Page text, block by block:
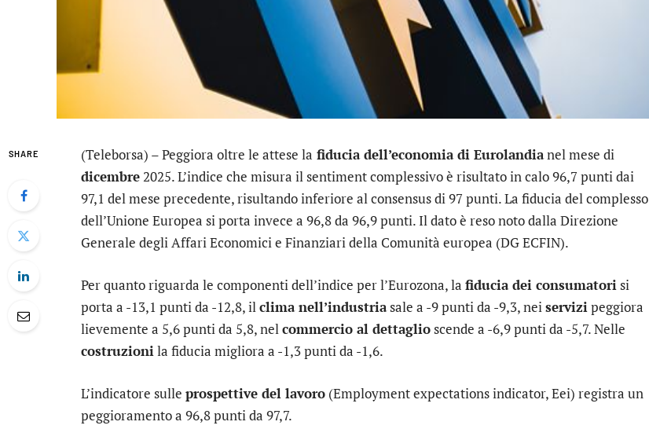
SHARE (Teleborsa) – Peggiora oltre le attese la fiducia dell’economia di Eurolandianel mese di
dicembre2025. L’indice che misura il sentiment complessivo è risultato in calo 96,7 punti dai
97,1 del mese precedente, risultando inferiore al consensus di 97 punti. La fiducia del complesso
dell’Unione Europea si porta invece a 96,8 da 96,9 punti. Il dato è reso noto dalla Direzione
Generale degli Affari Economici e Finanziari della Comunità europea (DG ECFIN).
Per quanto riguarda le componenti dell’indice per l’Eurozona, la fiducia dei consumatorisi
porta a -13,1 punti da -12,8, ilclima nell’industriasale a -9 punti da -9,3, neiservizipeggiora
lievemente a 5,6 punti da 5,8, nelcommercio al dettaglioscende a -6,9 punti da -5,7. Nelle
costruzionila fiducia migliora a -1,3 punti da -1,6.
L’indicatore sulle prospettive del lavoro (Employment expectations indicator, Eei) registra un
peggioramento a 96,8 punti da 97,7.